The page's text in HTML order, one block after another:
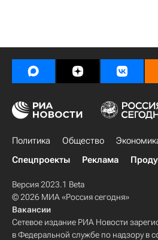
Политика Общество
Спецпроекты
Реклама
Версия 2023.1 Beta
© 2026 МИА «Россия сегодня»
Вакансии
Сетевое издание РИА Новости
в Федеральной службе по надзору в